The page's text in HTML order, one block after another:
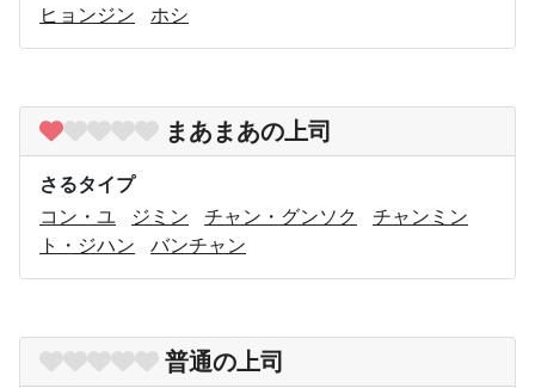
ヒョンジン
ホシ
まあまあの上司
さるタイプ
コン・ユ
ジミン チャン・グンソク
チャンミン
ト・ジハン
バンチャン
普通の上司